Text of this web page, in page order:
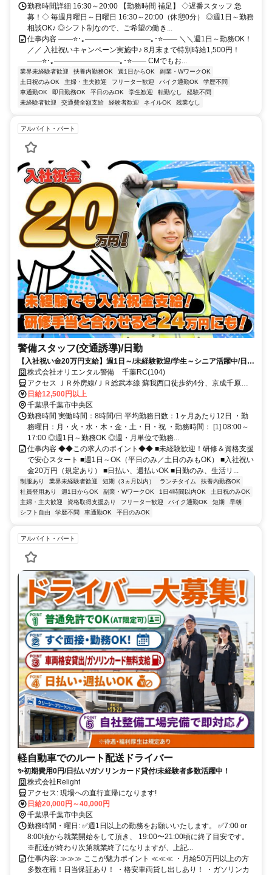
勤務時間詳細 16:30～20:00 【勤務時間 補足】 ◇遅番スタッフ 急
募！◇ 毎週月曜日～日曜日 16:30～20:00（休憩0分） ◎週1日～勤務
相談OK♪ ◎シフト制なので、ご希望の働き...
仕事内容 ――⭐･｡―――――――――｡･⭐―― ＼＼週1日～勤務OK！
／／ 入社祝いキャンペーン実施中♪ 8月末まで特別時給1,500円！
――⭐･｡―――――――――｡･⭐―― CMでもお...
業界未経験者歓迎 扶養内勤務OK 週1日からOK
副業・WワークOK
土日祝のみOK
主婦・主夫歓迎 フリーター歓迎 バイク通勤OK
学歴不問
車通勤OK
即日勤務OK 平日のみOK 学生歓迎 転勤なし
経験不問
未経験者歓迎
交通費全額支給 経験者歓迎 ネイルOK 残業なし
アルバイト・パート
警備スタッフ(交通誘導)/日勤
【入社祝い金20万円支給】週1日～/未経験歓迎/学生～シニア活躍中/日払
い・週払いOK/履歴書不要！
株式会社オリエンタル警備 千葉RC(104)
アクセス ＪＲ外房線/ＪＲ総武本線 蘇我西口徒歩約4分、京成千原線
千葉寺徒歩約20分、京成千原線 大森台徒歩約30分 (面接地/千葉リク
ルートセンター)千葉県千葉市中央区新町１７－１６ 新町芳野ビル５
Ｆ
日給12,500円以上
千葉県千葉市中央区
勤務時間 実働時間：8時間/日 平均勤務日数：1ヶ月あたり12日 ・勤
務曜日：月・火・水・木・金・土・日・祝 ・勤務時間： [1] 08:00～
17:00 ◎週1日～勤務OK ◎週・月単位で勤務...
仕事内容 ◆◆この求人のポイント◆◆ ■未経験歓迎！研修＆資格支援
で安心スタート ■週1日～OK（平日のみ／土日のみもOK） ■入社祝い
金20万円（規定あり） ■日払い、週払いOK ■日勤のみ、生活リ...
制服あり 業界未経験者歓迎 短期（3ヵ月以内） ランチタイム
扶養内勤務OK
社員登用あり
週1日からOK 副業・WワークOK 1日4時間以内OK
土日祝のみOK
主婦・主夫歓迎
資格取得支援あり フリーター歓迎 バイク通勤OK 短期
早朝
シフト自由
学歴不問 車通勤OK 平日のみOK
アルバイト・パート
軽自動車でのルート配送ドライバー
✨初期費用0円/日払い/ガソリンカード貸付/未経験者多数活躍中！
株式会社Relight
アクセス: 現場への直行直帰になります!
日給20,000円～40,000円
千葉県千葉市中央区
勤務時間・曜日: ✅週1日以上の勤務をお願いいたします。 ✅7:00 or
8:00頃から就業開始をして頂き、 19:00〜21:00頃に終了目安です。
※配達が終わり次第就業終了になりますが、上記...
仕事内容: ≫≫≫ ここが魅力ポイント ≪≪≪ ・月給50万円以上の方
多数在籍！日当保証あり！ ・格安車両貸し出しあり！ ・ガソリンカ